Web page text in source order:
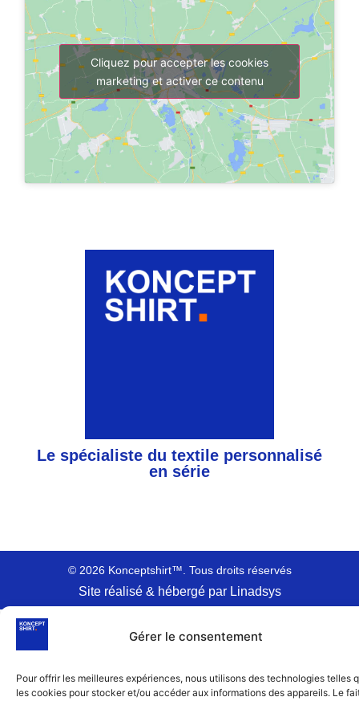
Gérer le consentement
Pour offrir les meilleures expériences, nous utilisons des technologies telles
les cookies pour stocker et/ou accéder aux informations des appareils. Le
Le spécialiste du textile personnalisé
en série
Cliquez pour accepter les cookies
marketing et activer ce contenu
© 2026 Konceptshirt™. Tous droits réservés
Site réalisé & hébergé par Linadsys